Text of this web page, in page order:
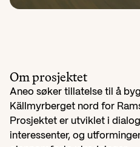
Om prosjektet
Aneo søker tillatelse til å
Källmyrberget nord for
Prosjektet er utviklet i
interessenter, og